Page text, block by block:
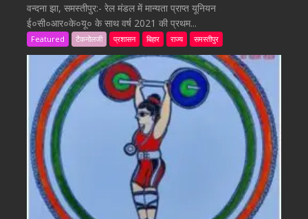
वन्दना झा, समस्तीपुर:- रेल मंडल में मान्यता प्राप्त यूनियन
ई०सी०आर०के०यू० के साथ वर्ष 2021 की प्रथम...
Featured टैकनोलजी प्रशासन बिहार राज्य समस्तीपुर